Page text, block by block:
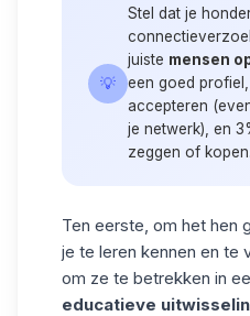
💡
Stel dat je
juiste mensen
een goed
accepteren
je netwerk), en
zeggen of kopen.
Ten eerste, om het hen
je te leren kennen en te
om ze te betrekken in
educatieve